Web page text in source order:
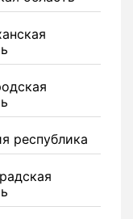
республика